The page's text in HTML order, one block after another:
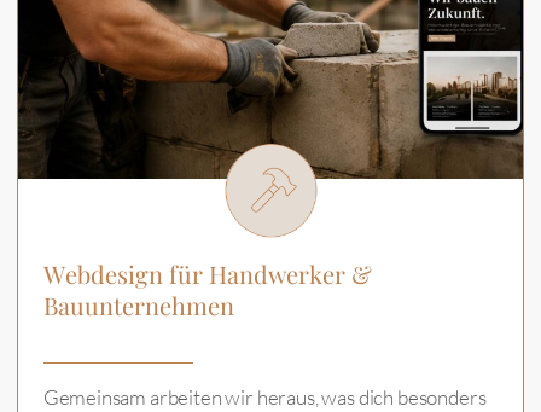
Webdesign für Handwerker &
Bauunternehmen
Gemeinsam arbeiten wir heraus, was dich besonders